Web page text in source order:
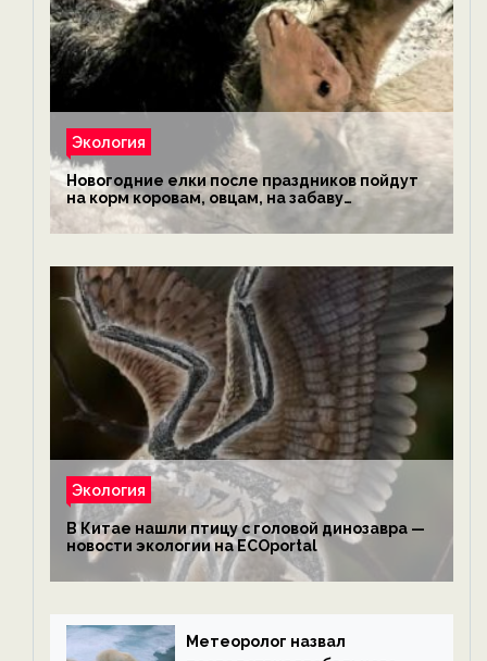
Экология
Новогодние елки после праздников пойдут
на корм коровам, овцам, на забаву
обезьянам, львам и леопардам — новости
экологии на ECOportal
Экология
В Китае нашли птицу с головой динозавра —
новости экологии на ECOportal
Метеоролог назвал